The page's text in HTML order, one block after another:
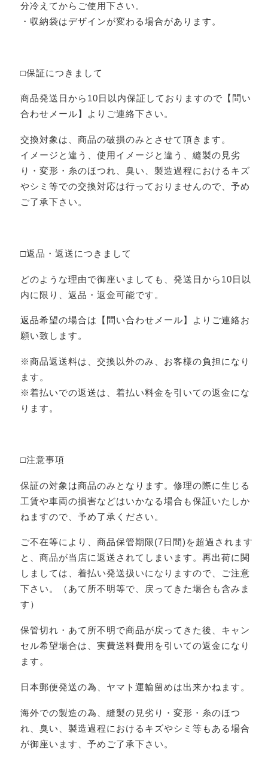
分冷えてからご使用下さい。
・収納袋はデザインが変わる場合があります。
□保証につきまして
商品発送日から10日以内保証しておりますので【問い
合わせメール】よりご連絡下さい。
交換対象は、商品の破損のみとさせて頂きます。
イメージと違う、使用イメージと違う、縫製の見劣
り・変形・糸のほつれ、臭い、製造過程におけるキズ
やシミ等での交換対応は行っておりませんので、予め
ご了承下さい。
□返品・返送につきまして
どのような理由で御座いましても、発送日から10日以
内に限り、返品・返金可能です。
返品希望の場合は【問い合わせメール】よりご連絡お
願い致します。
※商品返送料は、交換以外のみ、お客様の負担になり
ます。
※着払いでの返送は、着払い料金を引いての返金にな
ります。
□注意事項
保証の対象は商品のみとなります。修理の際に生じる
工賃や車両の損害などはいかなる場合も保証いたしか
ねますので、予め了承ください。
ご不在等により、商品保管期限(7日間)を超過されます
と、商品が当店に返送されてしまいます。再出荷に関
しましては、着払い発送扱いになりますので、ご注意
下さい。（あて所不明等で、戻ってきた場合も含みま
す）
保管切れ・あて所不明で商品が戻ってきた後、キャン
セル希望場合は、実費送料費用を引いての返金になり
ます。
日本郵便発送の為、ヤマト運輸留めは出来かねます。
海外での製造の為、縫製の見劣り・変形・糸のほつ
れ、臭い、製造過程におけるキズやシミ等もある場合
が御座います、予めご了承下さい。